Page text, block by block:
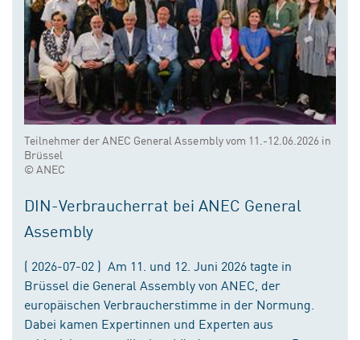
Teilnehmer der ANEC General Assembly vom 11.-12.06.2026 in
Brüssel
© ANEC
DIN-Verbraucherrat bei ANEC General
Assembly
( 2026-07-02 ) Am 11. und 12. Juni 2026 tagte in
Brüssel die General Assembly von ANEC, der
europäischen Verbraucherstimme in der Normung.
Dabei kamen Expertinnen und Experten aus